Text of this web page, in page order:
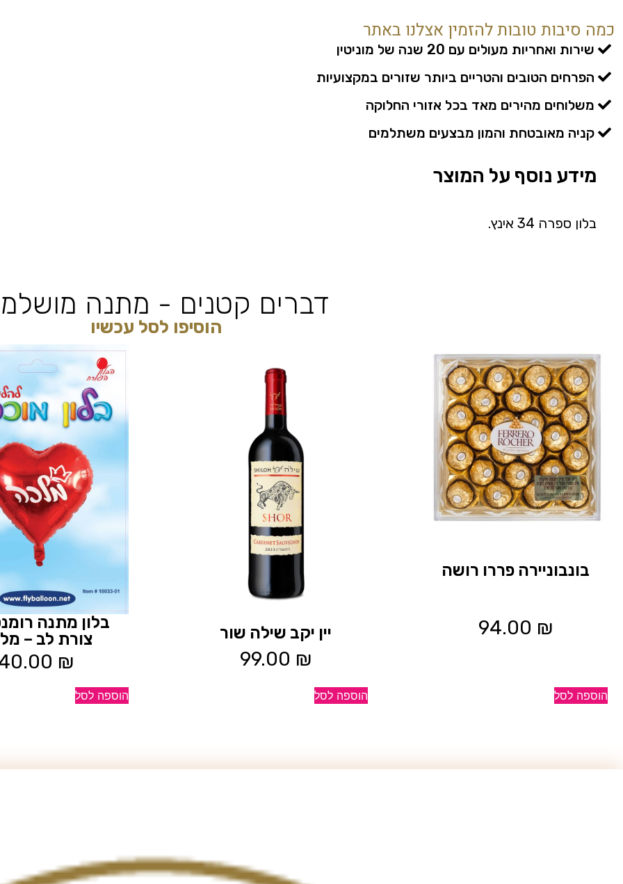
כמה סיבות טובות להזמין אצלנו באתר
שירות ואחריות מעולים עם 20 שנה של מוניטין
הפרחים הטובים והטריים ביותר שזורים במקצועיות
משלוחים מהירים מאד בכל אזורי החלוקה
קניה מאובטחת והמון מבצעים משתלמים
מידע נוסף על המוצר
בלון ספרה 34 אינץ.
דברים קטנים - מתנה
הוסיפו לסל עכשיו
בונבוניירה פררו רושה
94.00 ₪
הוספה לסל
יין יקב שילה שור
99.00 ₪
הוספה לסל
בלון מתנה
צורת לב –
₪
הוספה לסל